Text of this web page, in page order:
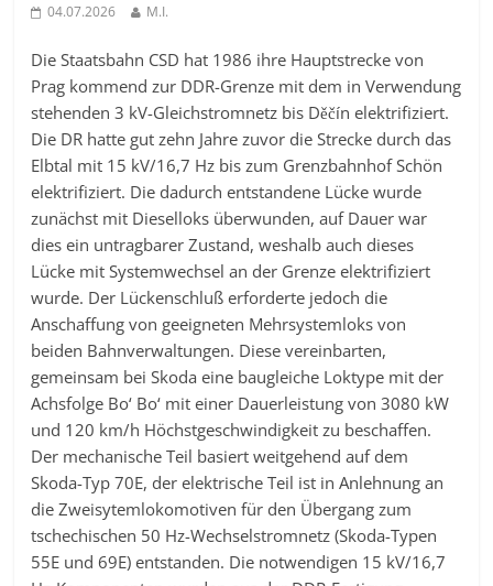
04.07.2026 M.I.
Die Staatsbahn CSD hat 1986 ihre Hauptstrecke von
Prag kommend zur DDR-Grenze mit dem in Verwendung
stehenden 3 kV-Gleichstromnetz bis Děčín elektrifiziert.
Die DR hatte gut zehn Jahre zuvor die Strecke durch das
Elbtal mit 15 kV/16,7 Hz bis zum Grenzbahnhof Schön
elektrifiziert. Die dadurch entstandene Lücke wurde
zunächst mit Dieselloks überwunden, auf Dauer war
dies ein untragbarer Zustand, weshalb auch dieses
Lücke mit Systemwechsel an der Grenze elektrifiziert
wurde. Der Lückenschluß erforderte jedoch die
Anschaffung von geeigneten Mehrsystemloks von
beiden Bahnverwaltungen. Diese vereinbarten,
gemeinsam bei Skoda eine baugleiche Loktype mit der
Achsfolge Bo‘ Bo‘ mit einer Dauerleistung von 3080 kW
und 120 km/h Höchstgeschwindigkeit zu beschaffen.
Der mechanische Teil basiert weitgehend auf dem
Skoda-Typ 70E, der elektrische Teil ist in Anlehnung an
die Zweisytemlokomotiven für den Übergang zum
tschechischen 50 Hz-Wechselstromnetz (Skoda-Typen
55E und 69E) entstanden. Die notwendigen 15 kV/16,7